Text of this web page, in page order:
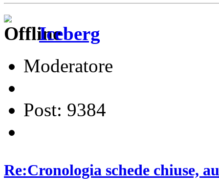
Iceberg
Moderatore
Post: 9384
Re:Cronologia schede chiuse,